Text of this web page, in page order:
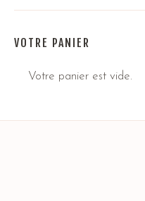
VOTRE PANIER
Votre panier est vide.